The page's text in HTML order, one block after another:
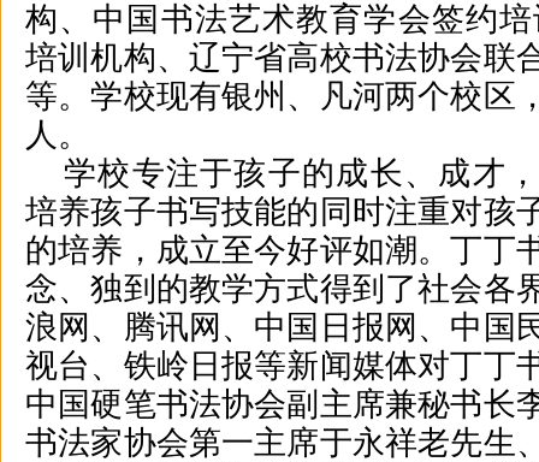
构、中国书法艺术教育学会签约
培训机构、 辽宁省高校书法协会联
等。学校现有银州、凡河两个校区
人。
学校专注于孩子的成长、成才
培养孩子书写技能的同时注重对孩
的培养，成立至今好评如潮。丁丁
念、独到的教学方式得到了社会各
浪网、腾讯网、中国日报网、中国
视台、铁岭日报等新闻媒体对丁丁
中国硬笔书法协会副主席兼秘书长
书法家协会第一主席于永祥老先生